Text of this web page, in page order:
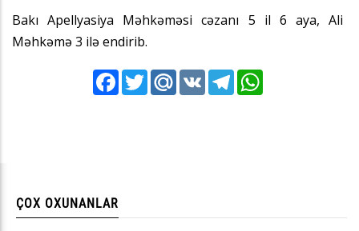
Bakı Apellyasiya Məhkəməsi cəzanı 5 il 6 aya, Ali
Məhkəmə 3 ilə endirib.
FacebookTwitterMail.RuVK Telegram
ÇOX OXUNANLAR